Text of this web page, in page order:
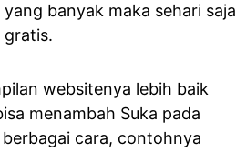
banyak maka sehari saja
gratis.
websitenya lebih baik
menambah Suka pada
cara, contohnya